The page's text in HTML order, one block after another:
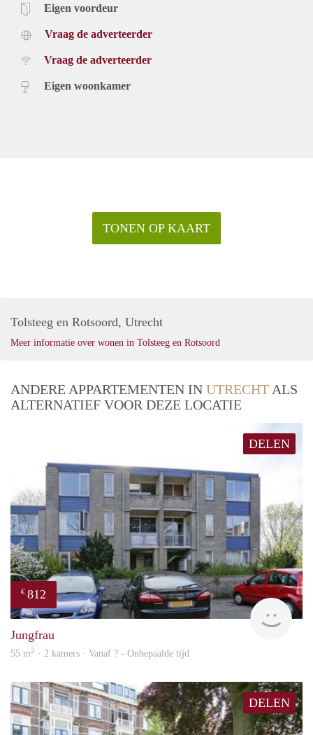
Eigen voordeur
Vraag de adverteerder
Vraag de adverteerder
Eigen woonkamer
TONEN OP KAART
Tolsteeg en Rotsoord, Utrecht
Meer informatie over wonen in Tolsteeg en Rotsoord
ANDERE APPARTEMENTEN IN UTRECHT ALS
ALTERNATIEF VOOR DEZE LOCATIE
DELEN
€ 812
Jungfrau
55 m2 · 2 kamers · Vanaf ? - Onbepaalde tijd
DELEN